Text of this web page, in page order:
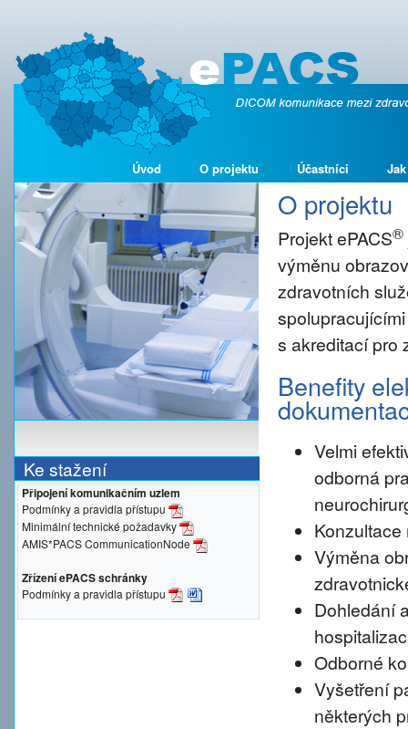
Úvod O projektu Účastníci
Ke stažení
Připojení komunikačním uzlem
Podmínky a pravidla přístupu
Minimální technické požadavky
AMIS*PACS CommunicationNode
Zřízení ePACS schránky
Podmínky a pravidla přístupu
O projektu
Projekt ePACS®
výměnu
zdravotních
s akreditací pro
Benefity
Velmi
odborná
Výměna
Dohledání
Odborné
Vyšetření
některých